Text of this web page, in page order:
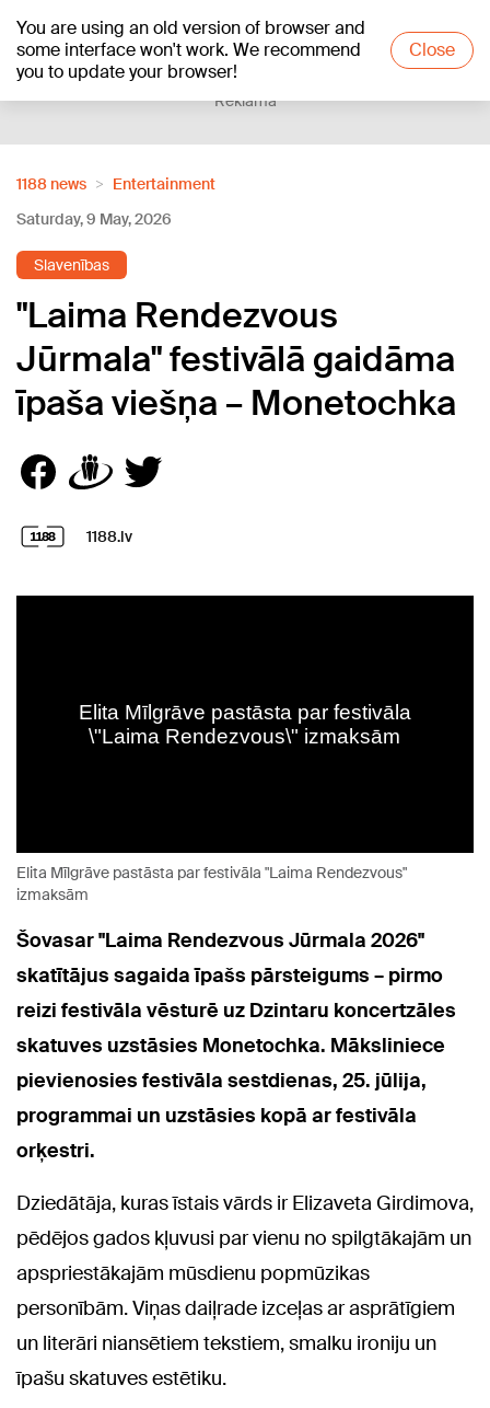
You are using an old version of browser and
some interface won't work. We recommend
you to update your browser!
Close
+17°C
Reklāma
1188 news
Entertainment
Saturday, 9 May, 2026
Slavenības
"Laima Rendezvous
Jūrmala" festivālā gaidāma
īpaša viešņa – Monetochka
1188.lv
Elita Mīlgrāve pastāsta par festivāla "Laima Rendezvous"
izmaksām
Šovasar "Laima Rendezvous Jūrmala 2026"
skatītājus sagaida īpašs pārsteigums – pirmo
reizi festivāla vēsturē uz Dzintaru koncertzāles
skatuves uzstāsies Monetochka. Māksliniece
pievienosies festivāla sestdienas, 25. jūlija,
programmai un uzstāsies kopā ar festivāla
orķestri.
Dziedātāja, kuras īstais vārds ir Elizaveta Girdimova,
pēdējos gados kļuvusi par vienu no spilgtākajām un
apspriestākajām mūsdienu popmūzikas
personībām. Viņas daiļrade izceļas ar asprātīgiem
un literāri niansētiem tekstiem, smalku ironiju un
īpašu skatuves estētiku.